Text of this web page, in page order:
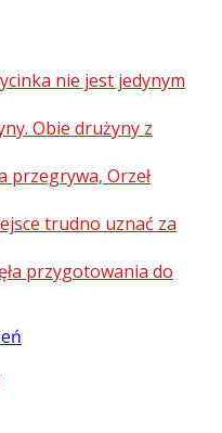
nie jest jedynym
Obie drużyny z
przegrywa, Orzeł
trudno uznać za
przygotowania do